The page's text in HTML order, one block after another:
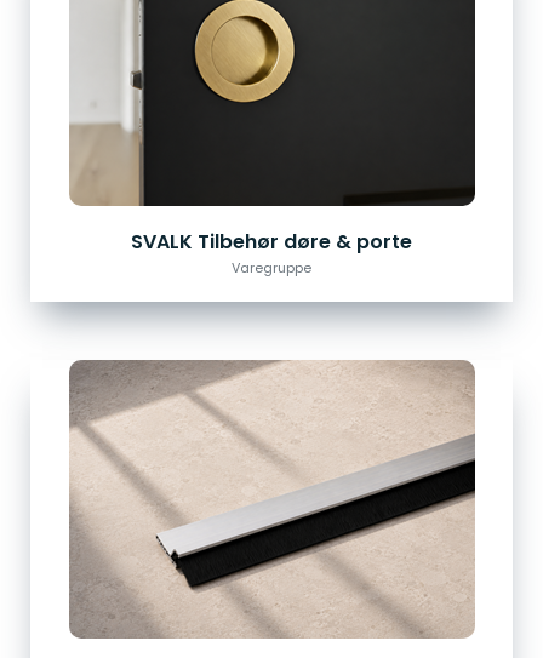
SVALK Tilbehør døre & porte
Varegruppe